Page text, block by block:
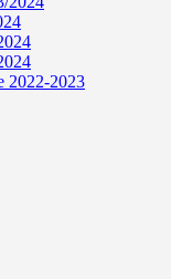
2022-2023